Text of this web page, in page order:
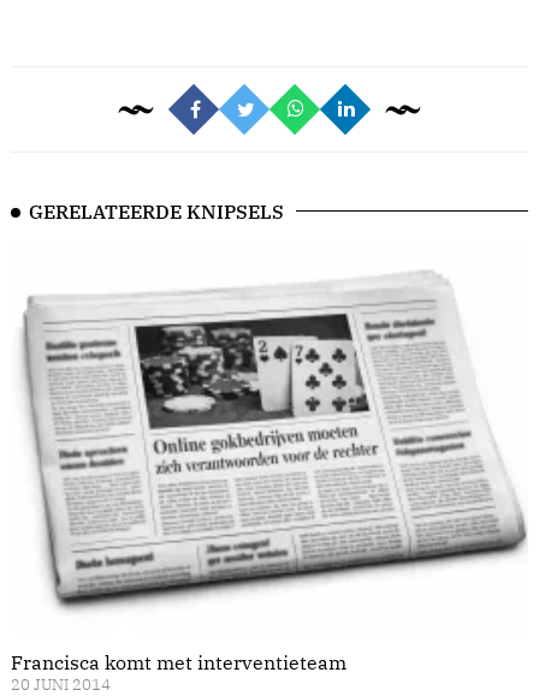
GERELATEERDE KNIPSELS
Francisca komt met interventieteam
20 JUNI 2014